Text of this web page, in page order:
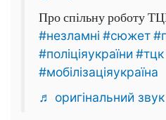
Про спільну роботу
#незламні #сюжет
#поліціяукраїни #тцк
#мобілізаціяукраїна
♬ оригінальний